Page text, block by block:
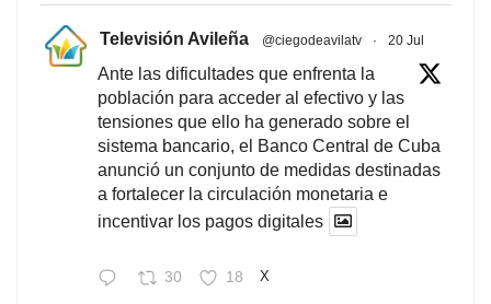
Televisión Avileña @ciegodeavilatv · 20 Jul
Ante las dificultades que enfrenta la
población para acceder al efectivo y las
tensiones que ello ha generado sobre el
sistema bancario, el Banco Central de Cuba
anunció un conjunto de medidas destinadas
a fortalecer la circulación monetaria e
incentivar los pagos digitales
30 18 X